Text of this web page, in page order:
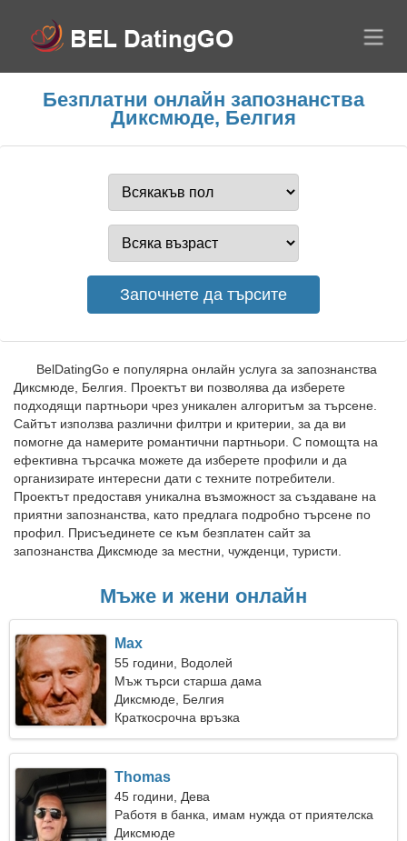
Безплатни онлайн запознанства
Диксмюде, Белгия
BelDatingGo е популярна онлайн услуга за запознанства
Диксмюде, Белгия. Проектът ви позволява да изберете
подходящи партньори чрез уникален алгоритъм за търсене.
Сайтът използва различни филтри и критерии, за да ви
помогне да намерите романтични партньори. С помощта на
ефективна търсачка можете да изберете профили и да
организирате интересни дати с техните потребители.
Проектът предоставя уникална възможност за създаване на
приятни запознанства, като предлага подробно търсене по
профил. Присъединете се към безплатен сайт за
запознанства Диксмюде за местни, чужденци, туристи.
Мъже и жени онлайн
Max
55 години, Водолей
Мъж търси старша дама
Диксмюде, Белгия
Краткосрочна връзка
Thomas
45 години, Дева
Работя в банка, имам нужда от приятелска
жена
Диксмюде